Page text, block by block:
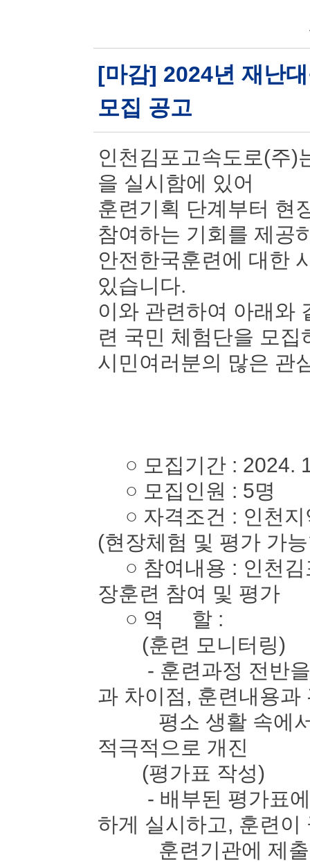
[마감] 2024년 재난
모집 공고
인천김포고속도로(주)
을 실시함에 있어
훈련기획 단계부터 현
참여하는 기회를 제공
안전한국훈련에 대한
있습니다.
이와 관련하여 아래와
련 국민 체험단을 모집
시민여러분의 많은 관
○ 모집기간 : 2024.
○ 모집인원 : 5명
○ 자격조건 : 인천지
(현장체험 및 평가 가
○ 참여내용 : 인천김
장훈련 참여 및 평가
○ 역 할 :
(훈련 모니터링)
- 훈련과정 전반을
과 차이점, 훈련내용과
평소 생활 속에서
적극적으로 개진
(평가표 작성)
- 배부된 평가표에
하게 실시하고, 훈련이
훈련기관에 제출